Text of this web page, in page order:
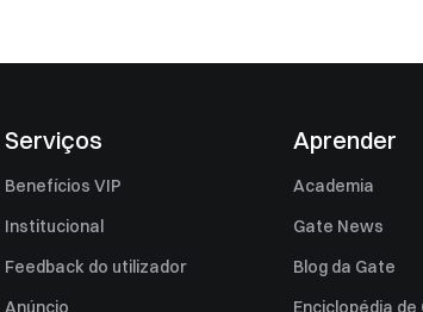
Serviços
Benefícios VIP
Institucional
Feedback do utilizador
Anúncio
Aprender
Academia
Gate News
Blog da Gate
Enciclopédia